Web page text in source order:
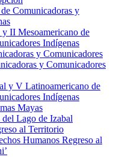
Comunicadoras y
II Mesoamericano de
Indígenas
y Comunicadores
y Comunicadores
y V Latinoamericano de
Indígenas
Mayas
Lago de Izabal
al Territorio
Humanos Regreso al